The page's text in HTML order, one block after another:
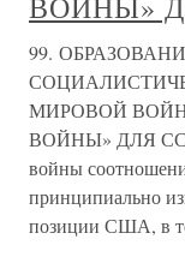
99.
МИРОВОЙ
ВОЙНЫ» ДЛЯ
войны
принципиально
позиции США, в